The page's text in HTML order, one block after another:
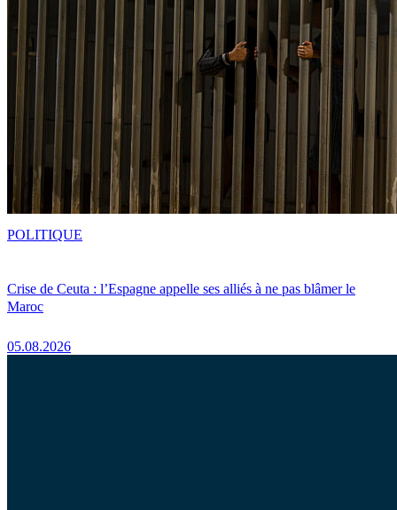
Crise de Ceuta : l’Espagne appelle ses alliés à ne pas blâmer le
Maroc
05.08.2026
POLITIQUE